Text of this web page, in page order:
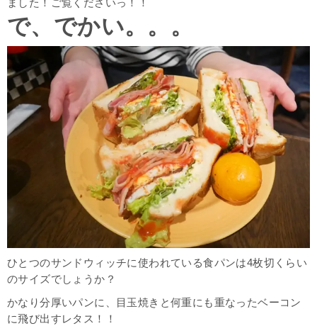
ました！ご覧くださいっ！！
で、でかい。。。
ひとつのサンドウィッチに使われている食パンは4枚切くらい
のサイズでしょうか？
かなり分厚いパンに、目玉焼きと何重にも重なったベーコン
に飛び出すレタス！！